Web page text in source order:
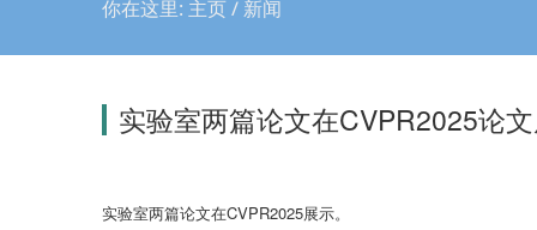
你在这里: 主页 / 新闻
实验室两篇论文在CVPR2025论
实验室两篇论文在CVPR2025展示。